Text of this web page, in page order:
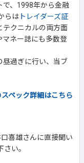
、1998年から金融
らは トレイダーズ証
テクニカルの両方面
マネー誌にも多数登
昼過ぎに行い、当ブ
ペック詳細はこちら
喜雄さんに直接聞い
い。